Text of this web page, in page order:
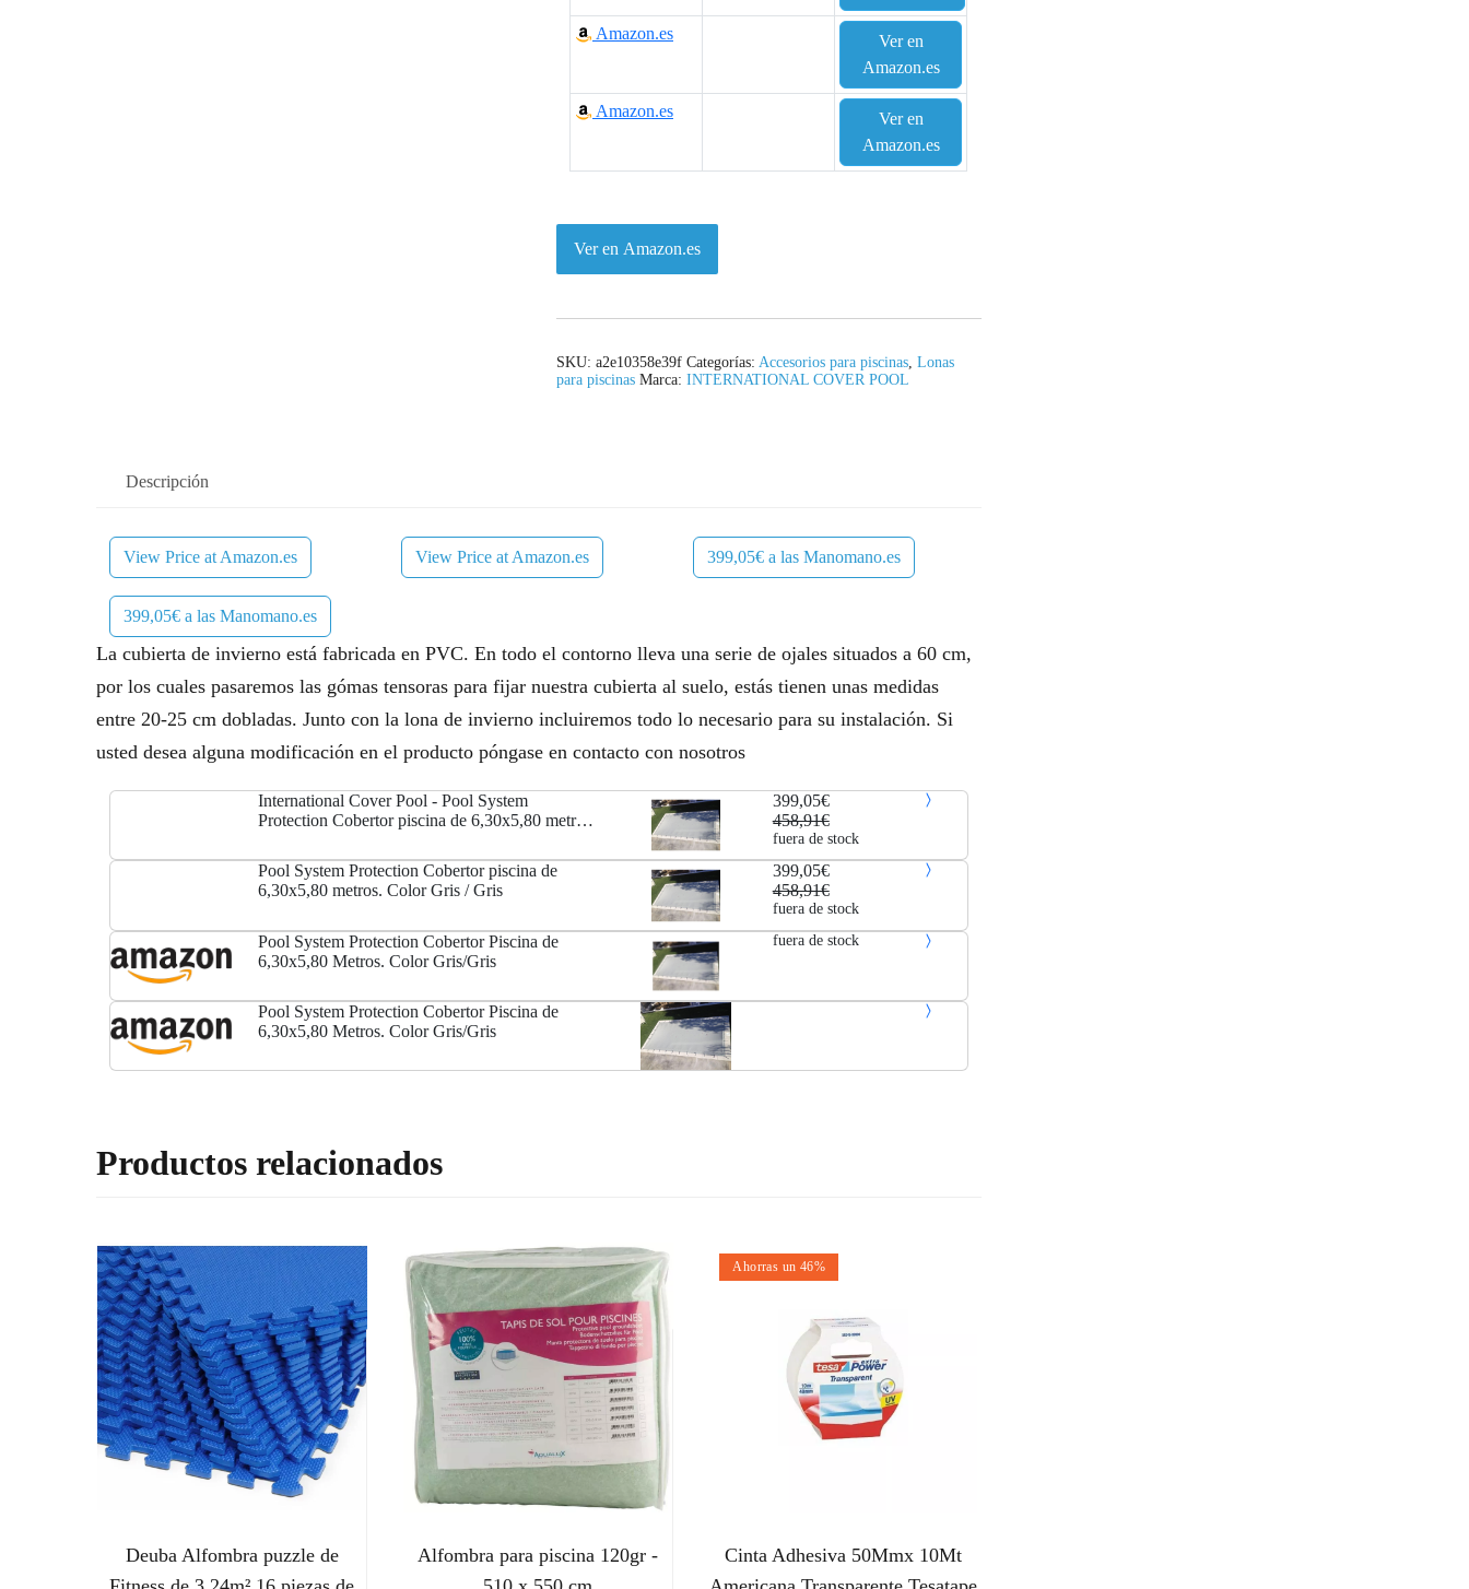
Amazon.es
Ver en
Amazon.es
Amazon.es
Ver en
Amazon.es
Ver en Amazon.es
SKU: a2e10358e39f Categorías: Accesorios para piscinas, Lonas
para piscinas Marca: INTERNATIONAL COVER POOL
Descripción
View Price at Amazon.es View Price at Amazon.es 399,05€ a las Manomano.es
399,05€ a las Manomano.es
La cubierta de invierno está fabricada en PVC. En todo el contorno lleva una serie de ojales situados a 60 cm,
por los cuales pasaremos las gómas tensoras para fijar nuestra cubierta al suelo, estás tienen unas medidas
entre 20-25 cm dobladas. Junto con la lona de invierno incluiremos todo lo necesario para su instalación. Si
usted desea alguna modificación en el producto póngase en contacto con nosotros
International Cover Pool - Pool System
Protection Cobertor piscina de 6,30x5,80 metros.
399,05€
458,91€
fuera de stock
Pool System Protection Cobertor piscina de
6,30x5,80 metros. Color Gris / Gris
399,05€
458,91€
fuera de stock
Pool System Protection Cobertor Piscina de
6,30x5,80 Metros. Color Gris/Gris
fuera de stock
Pool System Protection Cobertor Piscina de
6,30x5,80 Metros. Color Gris/Gris
Productos relacionados
Deuba Alfombra puzzle de
Alfombra para piscina 120gr -
Ahorras un 46%
Cinta Adhesiva 50Mmx 10Mt